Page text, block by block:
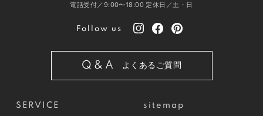
SERVICE sitemap
電話受付／9:00〜18:00 定休日／土・日
Follow us
Q&A よくあるご質問